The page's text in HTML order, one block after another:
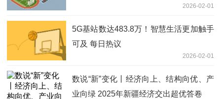
2026-02-01
5G基站数达483.8万！智慧生活更加触手
可及 每日热议
2026-02-01
数说“新”变化丨经济向上、结构向优、产
业向绿 2025年新疆经济交出超优答卷